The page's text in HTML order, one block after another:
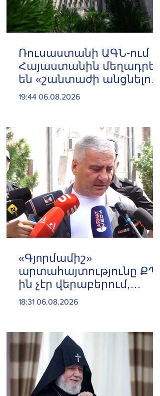
Ռուսաստանի ԱԳՆ-ում
Հայաստանին մեղադրել
են «շանտաժի անցնելու
փորձերի» մեջ
19:44 06.08.2026
«Գյnրմամիշ»
արտահայտությունը ՔՊ-
ին չէր վերաբերում,
ինձնից բիզնես
Կարապետյան
18:31 06.08.2026